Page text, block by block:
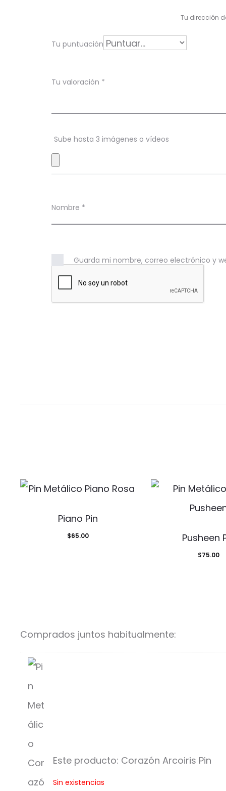
r
c
n
e
Tu dirección
Tu puntuación
Tu valoración *
Sube hasta 3 imágenes o vídeos
Nombre *
Guarda mi nombre, correo electrónico y
Piano Pin
$65.00 Pusheen
$75.00
Comprados juntos habitualmente:
C
Este producto: Corazón Arcoiris Pin
Sin existencias